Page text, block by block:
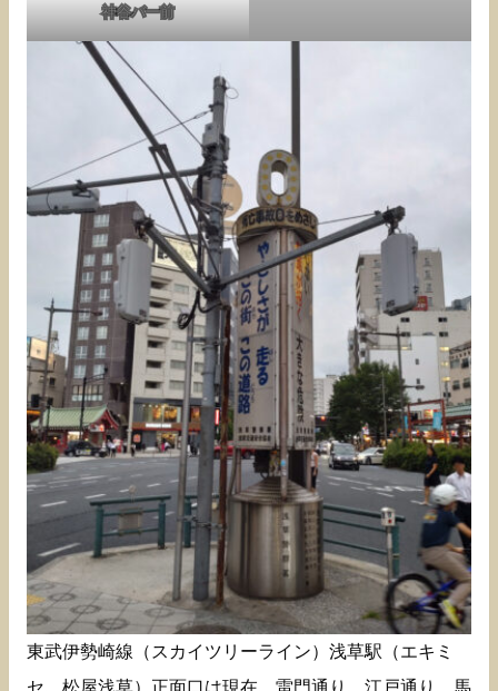
神谷バー前
東武伊勢崎線（スカイツリーライン）浅草駅（エキミ